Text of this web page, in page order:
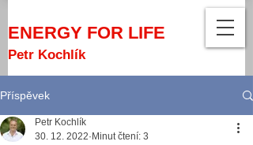
ENERGY FOR LIFE
Petr Kochlík
Příspěvek
Petr Kochlík
30. 12. 2022 Minut čtení: 3